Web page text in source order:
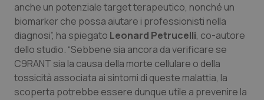
Sicilia
Toscana
Umbria
Neuroscienze & patologie neurodegenerative
Obesità
Oftalmologia
anche un potenziale target terapeutico, nonché un
biomarker che possa aiutare i professionisti nella
diagnosi”, ha spiegato Leonard Petrucelli, co-autore
dello studio. “Sebbene sia ancora da verificare se
C9RANT sia la causa della morte cellulare o della
tossicità associata ai sintomi di queste malattia, la
scoperta potrebbe essere dunque utile a prevenire la